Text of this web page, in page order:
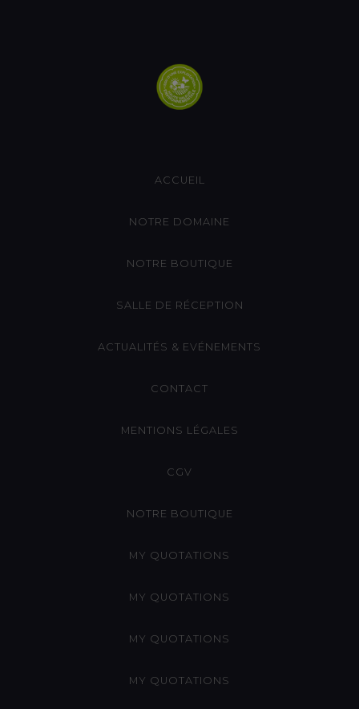
ACCUEIL
NOTRE DOMAINE
NOTRE BOUTIQUE
SALLE DE RÉCEPTION
ACTUALITÉS & EVÉNEMENTS
CONTACT
MENTIONS LÉGALES
CGV
NOTRE BOUTIQUE
MY QUOTATIONS
MY QUOTATIONS
MY QUOTATIONS
MY QUOTATIONS